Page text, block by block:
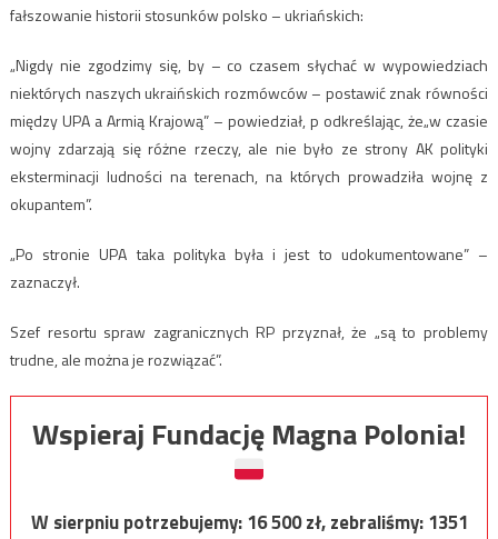
fałszowanie historii stosunków polsko – ukriańskich:
„Nigdy nie zgodzimy się, by – co czasem słychać w wypowiedziach
niektórych naszych ukraińskich rozmówców – postawić znak równości
między UPA a Armią Krajową” – powiedział, p odkreślając, że„w czasie
wojny zdarzają się różne rzeczy, ale nie było ze strony AK polityki
eksterminacji ludności na terenach, na których prowadziła wojnę z
okupantem”.
„Po stronie UPA taka polityka była i jest to udokumentowane” –
zaznaczył.
Szef resortu spraw zagranicznych RP przyznał, że „są to problemy
trudne, ale można je rozwiązać”.
Wspieraj Fundację Magna Polonia!
W sierpniu potrzebujemy:16 500zł, zebraliśmy:1351